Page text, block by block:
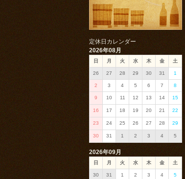
定休日カレンダー
2026年08月
日 月 火 水 木 金 土
26 27 28 29 30 31 1
2 3 4 5 6 7 8
9 10 11 12 13 14 15
16 17 18 19 20 21 22
23 24 25 26 27 28 29
30 31 1 2 3 4 5
2026年09月
日 月 火 水 木 金 土
30 31 1 2 3 4 5